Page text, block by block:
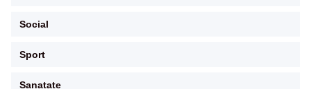
Social
Sport
Sanatate